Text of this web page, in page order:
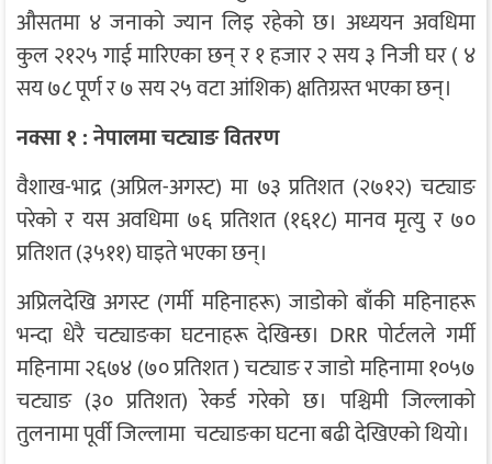
औसतमा ४ जनाको ज्यान लिइ रहेको छ। अध्ययन अवधिमा
कुल २१२५ गाई मारिएका छन् र १ हजार २ सय ३ निजी घर ( ४
सय ७८ पूर्ण र ७ सय २५ वटा आंशिक) क्षतिग्रस्त भएका छन्।
नक्सा १ : नेपालमा चट्याङ वितरण
वैशाख-भाद्र (अप्रिल-अगस्ट) मा ७३ प्रतिशत (२७१२) चट्याङ
परेको र यस अवधिमा ७६ प्रतिशत (१६१८) मानव मृत्यु र ७०
प्रतिशत (३५११) घाइते भएका छन्।
अप्रिलदेखि अगस्ट (गर्मी महिनाहरू) जाडोको बाँकी महिनाहरू
भन्दा धेरै चट्याङका घटनाहरू देखिन्छ। DRR पोर्टलले गर्मी
महिनामा २६७४ (७० प्रतिशत ) चट्याङ र जाडो महिनामा १०५७
चट्याङ (३० प्रतिशत) रेकर्ड गरेको छ। पश्चिमी जिल्लाको
तुलनामा पूर्वी जिल्लामा चट्याङका घटना बढी देखिएको थियो।